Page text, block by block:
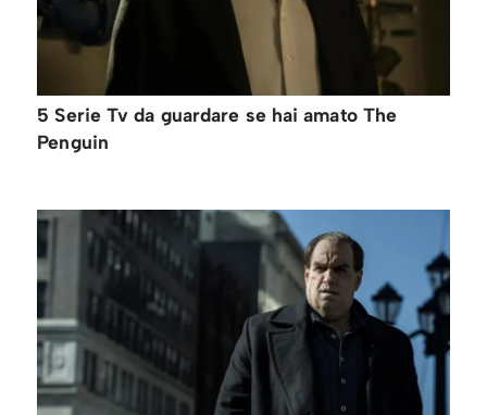
5 Serie Tv da guardare se hai amato The
Penguin